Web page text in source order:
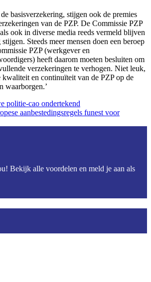
basisverzekering, stijgen ook de premies
van de PZP. De Commissie PZP
ook in diverse media reeds vermeld blijven
Steeds meer mensen doen een beroep
PZP (werkgever en
heeft daarom moeten besluiten om
verzekeringen te verhogen. Niet leuk,
en continuïteit van de PZP op de
waarborgen.’
politie-cao ondertekend
aanbestedingsregels funest voor
Bekijk alle voordelen en meld je aan als